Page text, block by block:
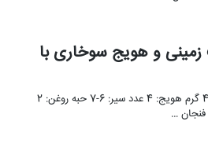
زمینی و هویج سوخاری با
مواد لازم: سیب زمینی: 455 گرم هویج: 4 عدد سیر: 6-7 حبه روغن: 2